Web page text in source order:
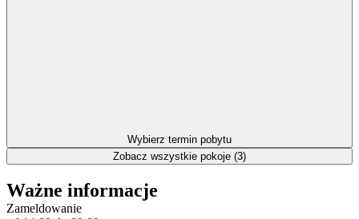
Wybierz termin pobytu
Zobacz wszystkie pokoje (3)
Ważne informacje
Zameldowanie